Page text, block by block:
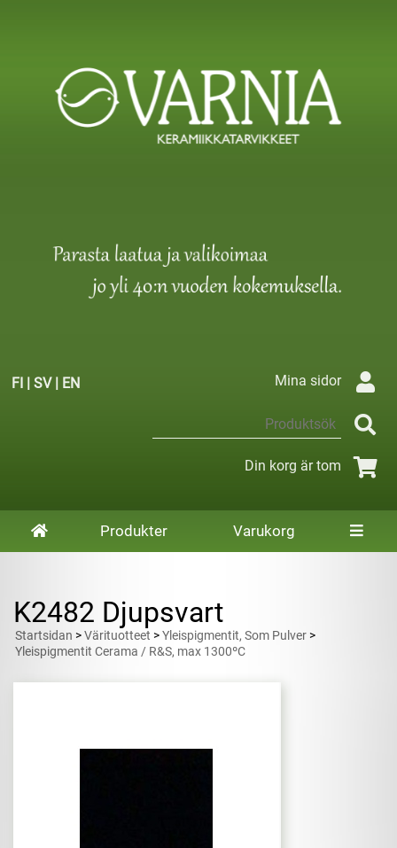
FI | SV| EN Mina sidor
Din korg är tom
Produkter Varukorg
K2482 Djupsvart
Startsidan >Värituotteet >Yleispigmentit, Som Pulver >
Yleispigmentit Cerama / R&S, max 1300ºC